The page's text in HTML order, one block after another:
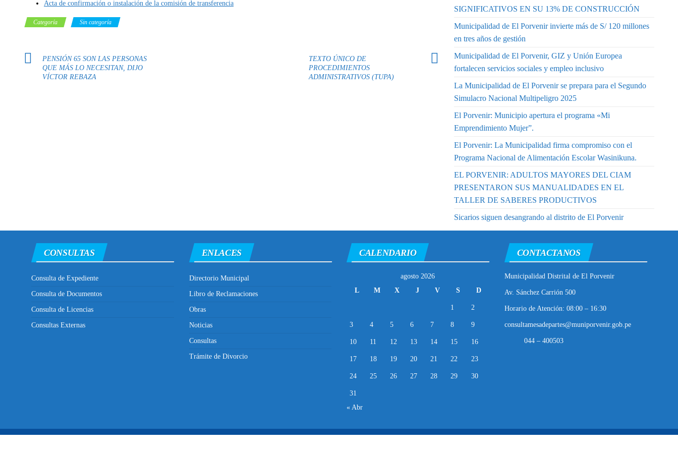
Acta de confirmación o instalación de la comisión de transferencia
Categoría Sin categoría
PENSIÓN 65 SON LAS PERSONAS
QUE MÁS LO NECESITAN, DIJO
VÍCTOR REBAZA
TEXTO ÚNICO DE
PROCEDIMIENTOS
ADMINISTRATIVOS (TUPA)
SIGNIFICATIVOS EN SU 13% DE CONSTRUCCIÓN
Municipalidad de El Porvenir invierte más de S/ 120 millones
en tres años de gestión
Municipalidad de El Porvenir, GIZ y Unión Europea
fortalecen servicios sociales y empleo inclusivo
La Municipalidad de El Porvenir se prepara para el Segundo
Simulacro Nacional Multipeligro 2025
El Porvenir: Municipio apertura el programa «Mi
Emprendimiento Mujer”.
El Porvenir: La Municipalidad firma compromiso con el
Programa Nacional de Alimentación Escolar Wasinikuna.
EL PORVENIR: ADULTOS MAYORES DEL CIAM
PRESENTARON SUS MANUALIDADES EN EL
TALLER DE SABERES PRODUCTIVOS
Sicarios siguen desangrando al distrito de El Porvenir
CONSULTAS
Consulta de Expediente
Consulta de Documentos
Consulta de Licencias
Consultas Externas
ENLACES
Directorio Municipal
Libro de Reclamaciones
Obras
Noticias
Consultas
Trámite de Divorcio
CALENDARIO
agosto 2026
L
M X J V S D
1 2
3 4 5 6 7 8 9
10 11 12 13 14 15 16
17 18 19 20 21 22 23
24 25 26 27 28 29 30
31
« Abr
CONTACTANOS
Municipalidad Distrital de El Porvenir
Av. Sánchez Carrión 500
Horario de Atención: 08:00 – 16:30
consultamesadepartes@muniporvenir.gob.pe
044 – 400503